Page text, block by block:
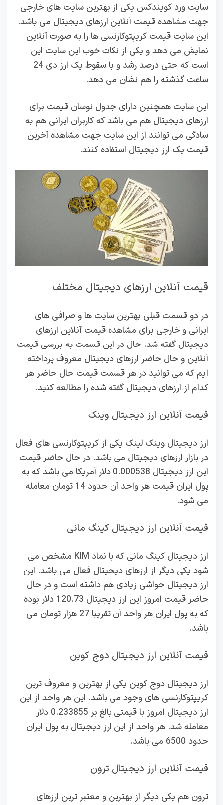
سایت ورد کویندکس یکی از بهترین سایت های خارجی
جهت مشاهده قیمت آنلاین ارزهای دیجیتال می باشد.
این سایت قیمت کریپتوکارنسی ها را به صورت آنلاین
نمایش می دهد و یکی از نکات خوب این سایت این
است که حتی درصد رشد و یا سقوط یک ارز دی 24
ساعت گذشته را هم نشان می دهد.
این سایت همچنین دارای جدول نوسان قیمت برای
ارزهای دیجیتال هم می باشد که کاربران ایرانی هم به
سادگی می توانند از این سایت جهت مشاهده آخرین
قیمت یک ارز دیجیتال استفاده کنند.
قیمت آنلاین ارزهای دیجیتال مختلف
در دو قسمت قبلی بهترین سایت ها و صرافی های
ایرانی و خارجی برای مشاهده قیمت آنلاین ارزهای
دیجیتال گفته شد. حال در این قسمت به بررسی قیمت
آنلاین و حال حاضر ارزهای دیجیتال معروف پرداخته
ایم که می توانید در هر قسمت قیمت حال حاضر هر
کدام از ارزهای دیجیتال گفته شده را مطالعه کنید.
قیمت آنلاین ارز دیجیتال وینک
ارز دیجیتال وینک لینک یکی از کریپتوکارنسی های فعال
در بازار ارزهای دیجیتال می باشد. در حال حاضر قیمت
این ارز دیجیتال 0.000538 دلار آمریکا می باشد که به
پول ایران قیمت هر واحد آن حدود 14 تومان معامله
می شود.
قیمت آنلاین ارز دیجیتال کینگ مانی
ارز دیجیتال کینگ مانی که با نماد KIM مشخص می
شود یکی دیگر از ارزهای دیجیتال فعال می باشد. این
ارز دیجیتال حواشی زیادی هم داشته است و در حال
حاضر قیمت امروز این ارز دیجیتال 120.73 دلار بوده
که به پول ایران هر واحد آن تقریبا 27 هزار تومان می
باشد.
قیمت آنلاین ارز دیجیتال دوج کوین
ارز دیجیتال دوج کوین یکی از بهترین و معروف ترین
کریپتوکارنسی های وجود می باشد. این هر واحد از این
ارز دیجیتال امروز با قیمتی بالغ بر 0.233855 دلار
معامله شد. هر واحد از این ارز دیجیتال به پول ایران
حدود 6500 می باشد.
قیمت آنلاین ارز دیجیتال ترون
ترون هم یکی دیگر از بهترین و معتبر ترین ارزهای